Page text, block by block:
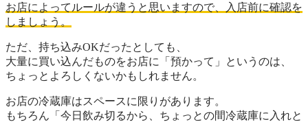
お店によってルールが違うと思いますので、入店前に確認を
しましょう。
ただ、持ち込みOKだったとしても、
大量に買い込んだものをお店に「預かって」というのは、
ちょっとよろしくないかもしれません。
お店の冷蔵庫はスペースに限りがあります。
もちろん「今日飲み切るから、ちょっとの間冷蔵庫に入れと